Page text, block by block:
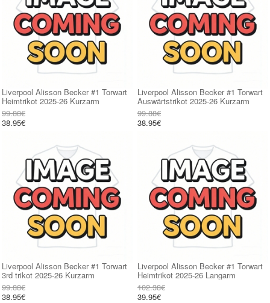
Liverpool Alisson Becker #1 Torwart
Heimtrikot 2025-26 Kurzarm
99.88€
38.95€
Liverpool Alisson Becker #1 Torwart
Auswärtstrikot 2025-26 Kurzarm
99.88€
38.95€
Liverpool Alisson Becker #1 Torwart
3rd trikot 2025-26 Kurzarm
99.88€
38.95€
Liverpool Alisson Becker #1 Torwart
Heimtrikot 2025-26 Langarm
102.38€
39.95€